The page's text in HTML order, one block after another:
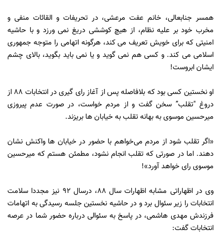
همسر جنابعالى، خانم عفت مرعشی، در تحريفات و القائات منفى و
مخرب خود بر عليه نظام، از هيچ كوششى دريغ نمى ورزد و با حاشيه
امنيتى كه براى خويش تعريف مى كند، هرگونه اتهامى را متوجه جمهورى
اسلامى مى كند. و كسى هم نمى گويد و يا نمى بايد بگويد، بالاى چشم
ایشان ابروست!
او نخستین کسی بود که بلافاصله پس از آغاز رای گیری در انتخابات 88 از
دروغ "تقلب” سخن گفت و از مردم خواست، در صورت عدم پیروزی
میرحسین موسوی به بهانه تقلب به خیابان ها بریزند.
«اگر تقلب شود از مردم می‌خواهم با حضور در خیابان‌ ها واکنش نشان
دهند. اما در صورتی که تقلب انجام نشود، مطمئن هستم که میرحسین
موسوی رای خواهد آورد»!
وى در اظهاراتی مشابه اظهارات سال 88، درسال 92 نيز مجددا سلامت
انتخابات را زیر سئوال برد و در حاشیه نخستین جلسه رسیدگی به اتهامات
فرزندش مهدی هاشمی، در پاسخ به سئوالی درباره حضور شما در عرصه
انتخابات گفت: